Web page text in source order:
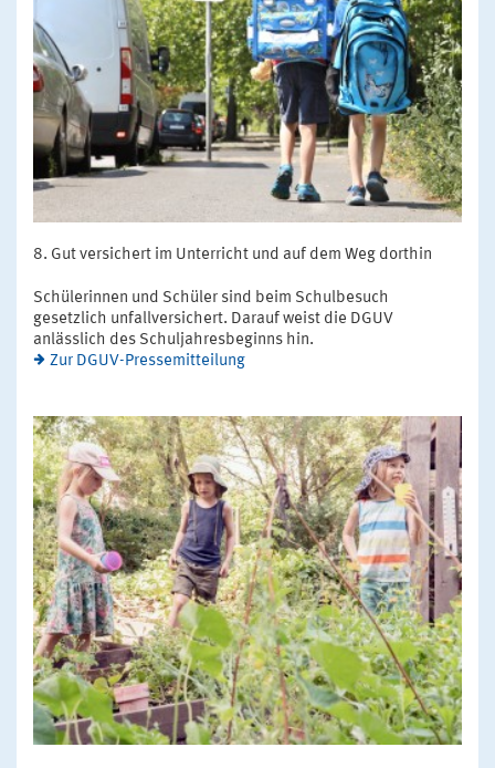
Gut versichert im Unterricht und auf dem Weg dorthin
Schülerinnen und Schüler sind beim Schulbesuch
gesetzlich unfallversichert. Darauf weist die DGUV
anlässlich des Schuljahresbeginns hin.
Zur DGUV-Pressemitteilung